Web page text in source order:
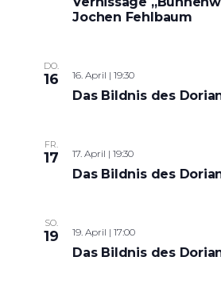
Jochen Fehlbaum
DO.
16 16. April | 19:30
Das Bildnis des
FR.
17 17. April | 19:30
Das Bildnis des
SO.
19 19. April | 17:00
Das Bildnis des